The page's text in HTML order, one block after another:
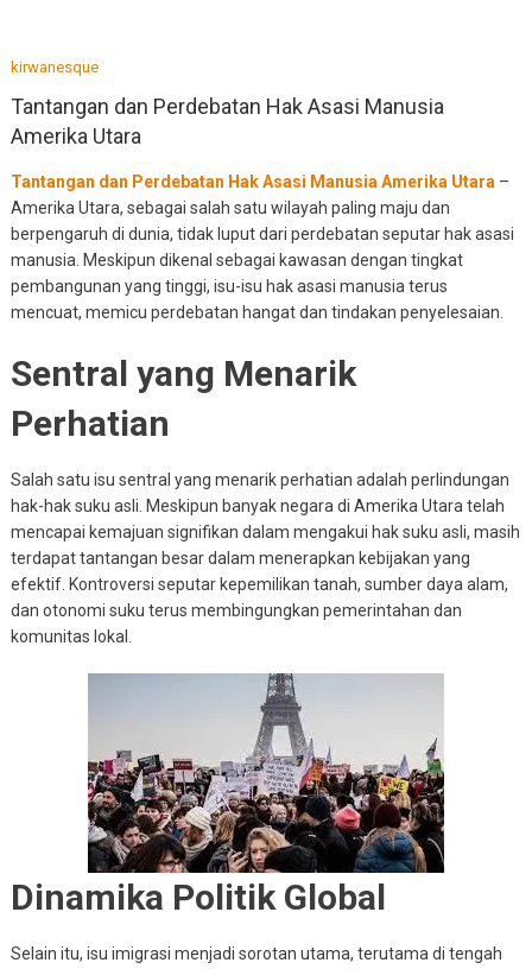
kirwanesque
Tantangan dan Perdebatan Hak Asasi Manusia
Amerika Utara
Tantangan dan Perdebatan Hak Asasi Manusia Amerika Utara –
Amerika Utara, sebagai salah satu wilayah paling maju dan
berpengaruh di dunia, tidak luput dari perdebatan seputar hak asasi
manusia. Meskipun dikenal sebagai kawasan dengan tingkat
pembangunan yang tinggi, isu-isu hak asasi manusia terus
mencuat, memicu perdebatan hangat dan tindakan penyelesaian.
Sentral yang Menarik
Perhatian
Salah satu isu sentral yang menarik perhatian adalah perlindungan
hak-hak suku asli. Meskipun banyak negara di Amerika Utara telah
mencapai kemajuan signifikan dalam mengakui hak suku asli, masih
terdapat tantangan besar dalam menerapkan kebijakan yang
efektif. Kontroversi seputar kepemilikan tanah, sumber daya alam,
dan otonomi suku terus membingungkan pemerintahan dan
komunitas lokal.
Dinamika Politik Global
Selain itu, isu imigrasi menjadi sorotan utama, terutama di tengah